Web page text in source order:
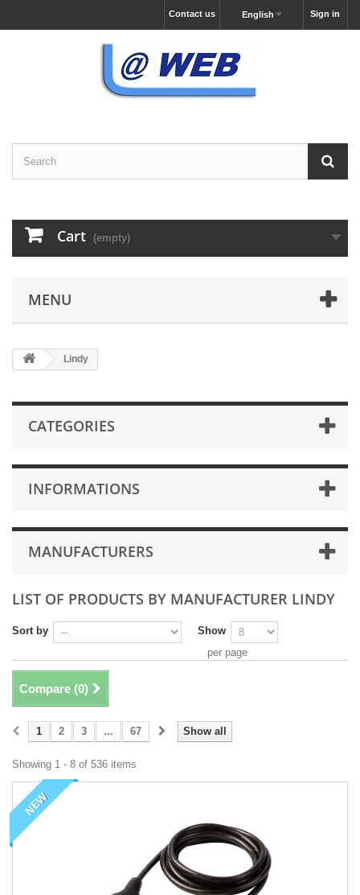
Sign in
English
Contact us
Cart (empty)
MENU
Lindy
CATEGORIES
INFORMATIONS
MANUFACTURERS
LIST OF PRODUCTS BY MANUFACTURER LINDY
Sort by
Show
per page
Compare (0)
Show all
1 2 3 ... 67
Showing 1 - 8 of 536 items
NEW